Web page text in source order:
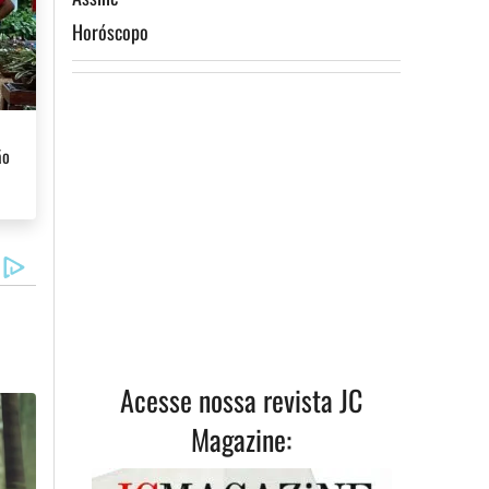
Horóscopo
Acesse nossa revista JC
Magazine: